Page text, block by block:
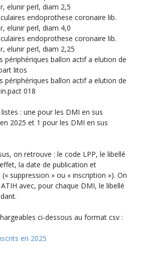
elunir perl, diam 2,5
endoprothese coronaire lib.
elunir perl, diam 4,0
endoprothese coronaire lib.
elunir perl, diam 2,25
périphériques ballon actif a elution de
litos
périphériques ballon actif a elution de
018
: une pour les DMI en sus
2025 et 1 pour les DMI en sus
on retrouve : le code LPP, le libellé
la date de publication et
suppression » ou « inscription »). On
avec, pour chaque DMI, le libellé
ci-dessous au format csv :
en 2025